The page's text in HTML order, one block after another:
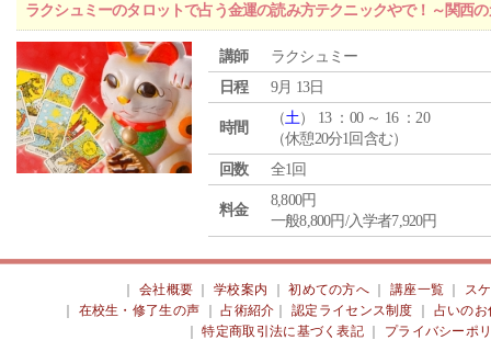
ラクシュミーのタロットで占う金運の読み方テクニックやで！～関西
講師
ラクシュミー
日程
9月 13日
時間
（土） 13 ：00 ～ 16 ：20
（休憩20分1回含む）
回数
全1回
料金
8,800円
一般8,800円/入学者7,920円
会社概要 ｜学校案内 ｜初めての方へ 講座一覧
ス
在校生・修了生の声 ｜占術紹介 ｜認定ライセンス制度
占いのお
｜特定商取引法に基づく表記 プライバシーポ